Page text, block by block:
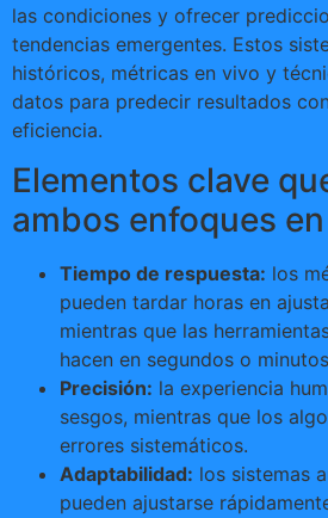
las condiciones y ofrecer
tendencias emergentes. Estos
históricos, métricas en vivo y
datos para predecir resultados
eficiencia.
Elementos clave
ambos enfoques
Tiempo de respuesta: los
pueden tardar horas en
mientras que las
hacen en segundos o
Precisión: la experiencia
sesgos, mientras que los
errores sistemáticos.
Adaptabilidad: los sistemas
pueden ajustarse